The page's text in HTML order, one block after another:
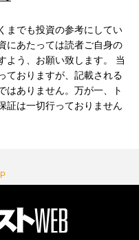
までも投資の参考にしてい
にあたっては読者ご自身の
よう、お願い致します。 当
ておりますが、記載される
はありません。万が一、ト
証は一切行っておりません